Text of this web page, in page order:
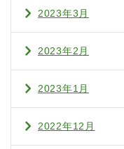
2023年3月
2023年2月
2023年1月
2022年12月